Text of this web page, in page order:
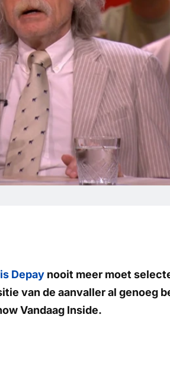
Depay nooit meer moet
van de aanvaller al genoeg
Vandaag Inside.